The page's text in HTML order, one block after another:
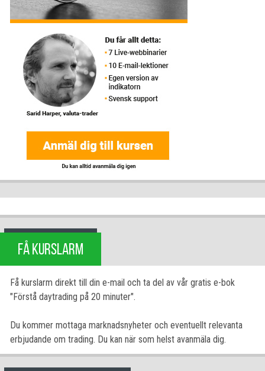
FÅ KURSLARM
Få kurslarm direkt till din e-mail och ta del av vår gratis e-bok
"Förstå daytrading på 20 minuter".
Du kommer mottaga marknadsnyheter och eventuellt relevanta
erbjudande om trading. Du kan när som helst avanmäla dig.